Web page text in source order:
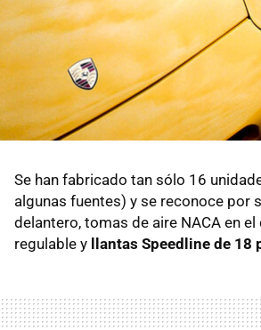
Se han fabricado tan sólo 16
algunas fuentes) y se reconoce por
delantero, tomas de aire NACA en el
regulable y
llantas Speedline de 18